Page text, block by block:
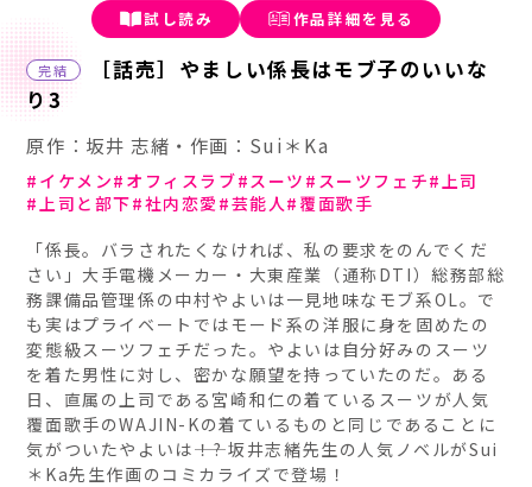
試し読み 作品詳細を見る
完結
［話売］やましい係長はモブ子のいいな
り3
原作：坂井 志緒・作画：Sui＊Ka
イケメン オフィスラブ スーツ スーツフェチ
上司
上司と部下
社内恋愛 芸能人
覆面歌手
「係長。バラされたくなければ、私の要求をのんでくだ
さい」大手電機メーカー・大東産業（通称DTI）総務部総
務課備品管理係の中村やよいは一見地味なモブ系OL。で
も実はプライベートではモード系の洋服に身を固めたの
変態級スーツフェチだった。やよいは自分好みのスーツ
を着た男性に対し、密かな願望を持っていたのだ。ある
日、直属の上司である宮崎和仁の着ているスーツが人気
覆面歌手のWAJIN-Kの着ているものと同じであることに
気がついたやよいは――！? 坂井志緒先生の人気ノベルがSui
＊Ka先生作画のコミカライズで登場！